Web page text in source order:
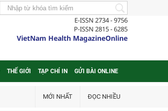
E-ISSN 2734 - 9756
P-ISSN 2815 - 6285
VietNam Health MagazineOnline
THẾ GIỚI TẠP CHÍ IN GỬI BÀI ONLINE
MỚI NHẤT ĐỌC NHIỀU